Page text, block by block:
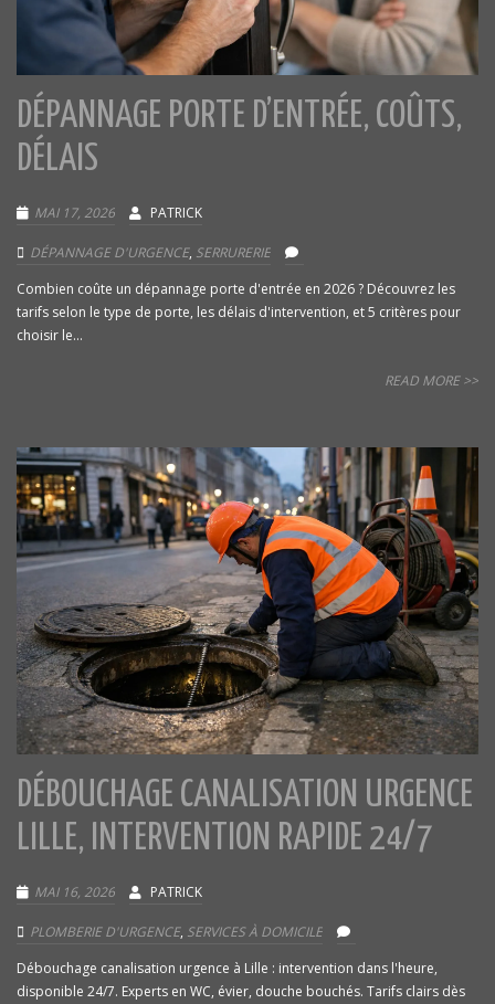
DÉPANNAGE PORTE D’ENTRÉE, COÛTS,
DÉLAIS
MAI 17, 2026 PATRICK
DÉPANNAGE D'URGENCE, SERRURERIE
Combien coûte un dépannage porte d'entrée en 2026 ? Découvrez les
tarifs selon le type de porte, les délais d'intervention, et 5 critères pour
choisir le...
READ MORE >>
DÉBOUCHAGE CANALISATION URGENCE
LILLE, INTERVENTION RAPIDE 24/7
MAI 16, 2026 PATRICK
PLOMBERIE D'URGENCE, SERVICES À DOMICILE
Débouchage canalisation urgence à Lille : intervention dans l'heure,
disponible 24/7. Experts en WC, évier, douche bouchés. Tarifs clairs dès